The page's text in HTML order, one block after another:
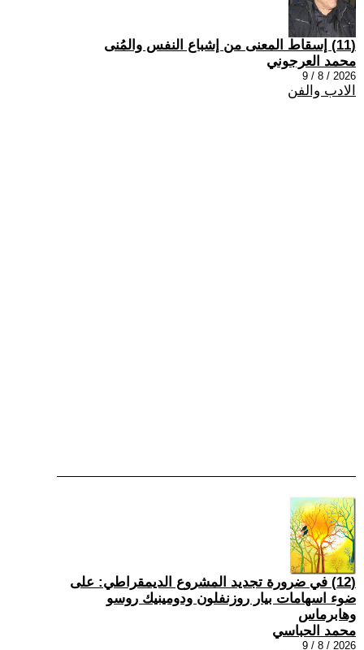
(11) إسقاط المعنى من إشباع النفس والمُنى
محمد العرجوني
2026 / 8 / 9
الادب والفن
(12) في ضرورة تجديد المشروع الديمقراطي: على
ضوء اسهامات بيار روزنفلون ودومينيك روسو
وهابرماس
محمد الحباسي
2026 / 8 / 9